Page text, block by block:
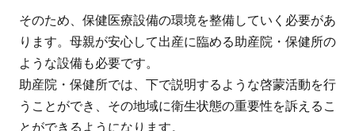
そのため、保健医療設備の環境を整備していく必要があ
ります。母親が安心して出産に臨める助産院・保健所の
ような設備も必要です。
助産院・保健所では、下で説明するような啓蒙活動を行
うことができ、その地域に衛生状態の重要性を訴えるこ
とができるようになります。